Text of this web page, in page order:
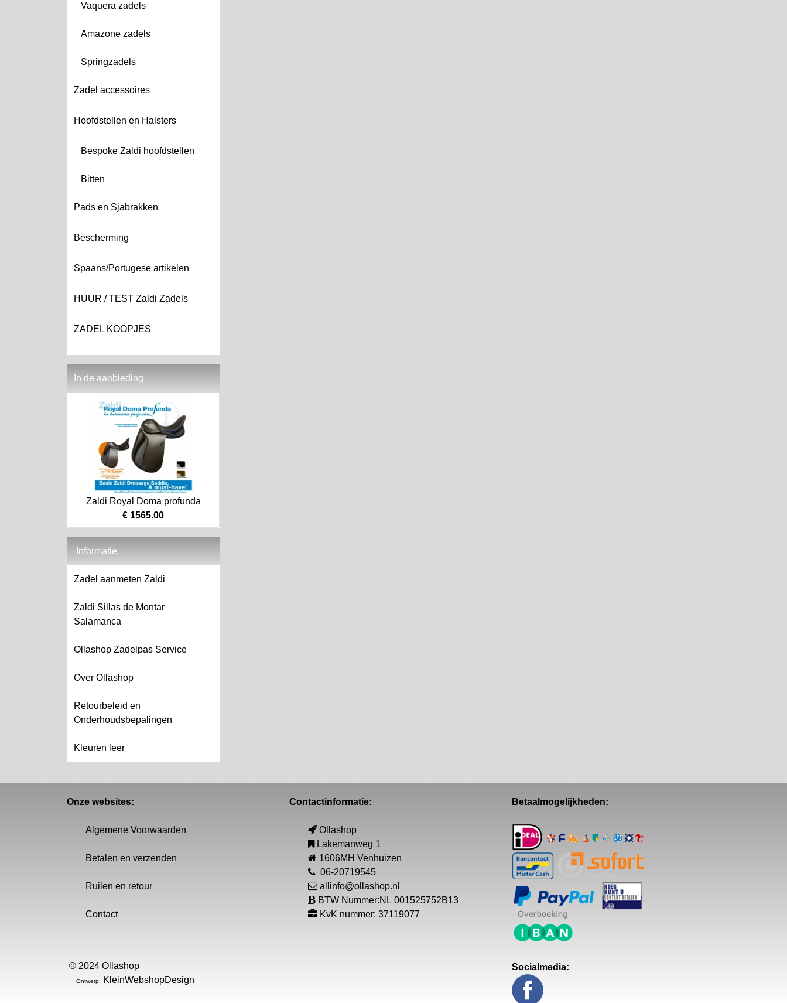
Vaquera zadels
Amazone zadels
Springzadels
Zadel accessoires
Hoofdstellen en Halsters
Bespoke Zaldi hoofdstellen
Bitten
Pads en Sjabrakken
Bescherming
Spaans/Portugese artikelen
HUUR / TEST Zaldi Zadels
ZADEL KOOPJES
In de aanbieding
Zaldi Royal Doma profunda
€ 1565.00
Informatie
Zadel aanmeten Zaldi
Zaldi Sillas de Montar
Salamanca
Ollashop Zadelpas Service
Over Ollashop
Retourbeleid en
Onderhoudsbepalingen
Kleuren leer
Onze websites:
Algemene Voorwaarden
Betalen en verzenden
Ruilen en retour
Contact
© 2024 Ollashop
Ontwerp: KleinWebshopDesign
Contactinformatie:
Ollashop
Lakemanweg 1
1606MH Venhuizen
06-20719545
allinfo@ollashop.nl
BTW Nummer:NL 001525752B13
KvK nummer: 37119077
Betaalmogelijkheden:
Socialmedia: